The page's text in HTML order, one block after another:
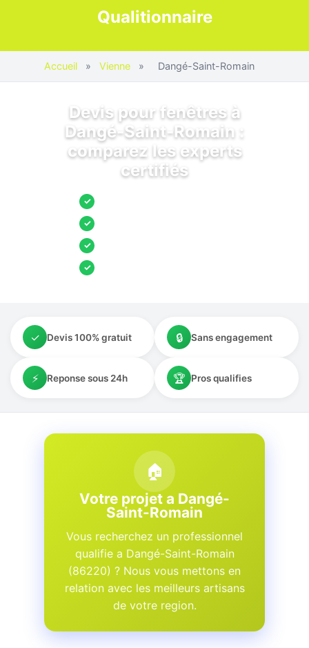
Qualitionnaire
Accueil » Vienne » Dangé-Saint-Romain
Devis pour fenêtres à
Dangé-Saint-Romain :
comparez les experts
certifiés
✓
✓
✓
✓
✓ Devis 100% gratuit 🔒 Sans engagement
⚡ Reponse sous 24h 🏆 Pros qualifies
🏠
Votre projet a Dangé-
Saint-Romain
Vous recherchez un professionnel
qualifie a Dangé-Saint-Romain
(86220) ? Nous vous mettons en
relation avec les meilleurs artisans
de votre region.